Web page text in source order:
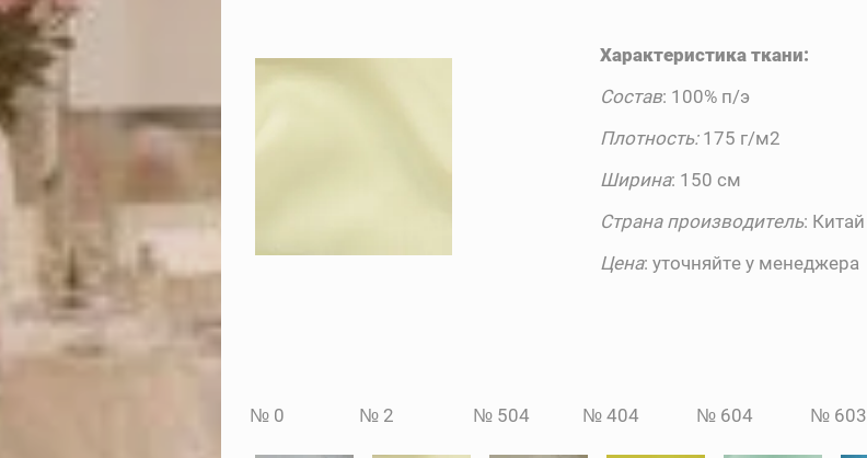
Характеристика ткани:
Состав: 100% п/э
Плотность:175 г/м2
Ширина: 150 см
Страна производитель: Китай
Цена: уточняйте у менеджера
№ 0 № 2 № 504 № 404 № 604 № 603